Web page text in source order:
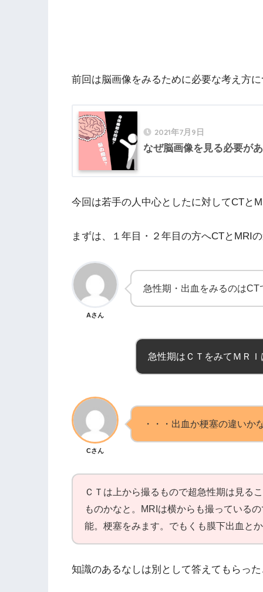
前回は脳画像をみるために必要な考え方
2021年7月9日
なぜ脳画像を見る必要が
今回は若手の人中心としたに対してCTと
まずは、１年目・２年目の方へCTとMRI
Aさん
急性期・出血をみるのは
急性期はＣＴをみてＭＲ
Cさん
・・・出血か梗塞の違いか
ＣＴは上から撮るもので超急性期は見る
ものかなと。MRIは横からも撮っている
能。梗塞をみます。でもくも膜下出血と
知識のあるなしは別として答えてもらっ